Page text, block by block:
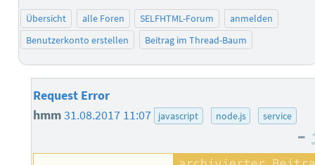
Übersicht alle Foren SELFHTML-Forum
anmelden
Benutzerkonto erstellen
Beitrag im Thread-Baum
Request Error
hmm31.08.2017 11:07 javascript node.js service
–